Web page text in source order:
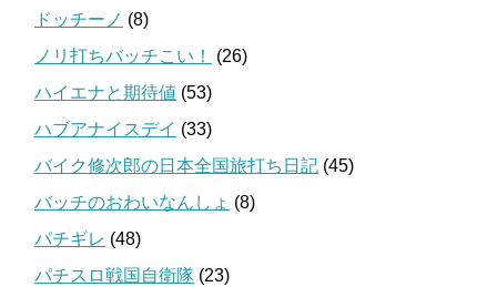
ドッチーノ (8)
ノリ打ちバッチこい！
(26)
ハイエナと期待値 (53)
ハブアナイスデイ (33)
バイク修次郎の日本全国旅打ち日記 (45)
バッチのおわいなんしょ (8)
パチギレ (48)
パチスロ戦国自衛隊 (23)